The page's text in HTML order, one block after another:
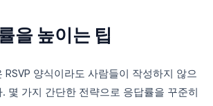
을 높이는 팁
RSVP 양식이라도 사람들이 작성하지 않으
몇 가지 간단한 전략으로 응답률을 꾸준히